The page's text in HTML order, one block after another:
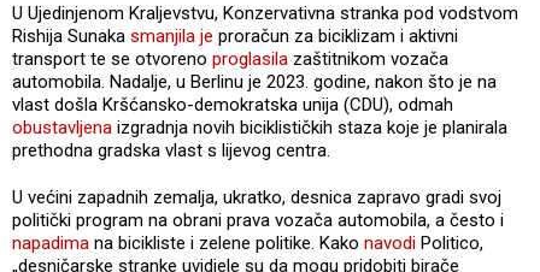
U Ujedinjenom Kraljevstvu, Konzervativna stranka pod vodstvom
Rishija Sunaka smanjila je proračun za biciklizam i aktivni
transport te se otvoreno proglasila zaštitnikom vozača
automobila. Nadalje, u Berlinu je 2023. godine, nakon što je na
vlast došla Kršćansko-demokratska unija (CDU), odmah
obustavljena izgradnja novih biciklističkih staza koje je planirala
prethodna gradska vlast s lijevog centra.
U većini zapadnih zemalja, ukratko, desnica zapravo gradi svoj
politički program na obrani prava vozača automobila, a često i
napadima na bicikliste i zelene politike. Kako navodi Politico,
„desničarske stranke uvidjele su da mogu pridobiti birače